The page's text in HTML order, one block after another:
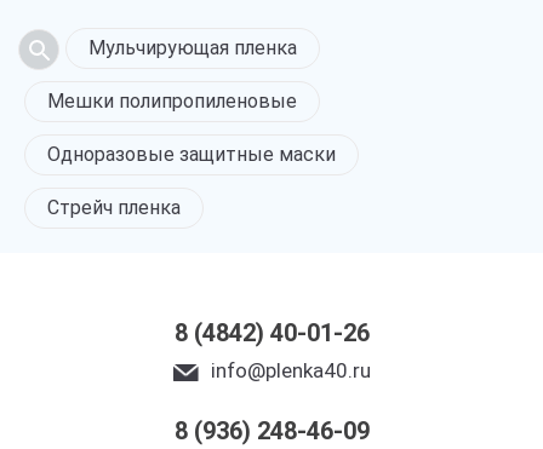
Мульчирующая пленка
Мешки полипропиленовые
Одноразовые защитные маски
Стрейч пленка
8 (4842) 40-01-26
info@plenka40.ru
8 (936) 248-46-09
Гидроизоляционная